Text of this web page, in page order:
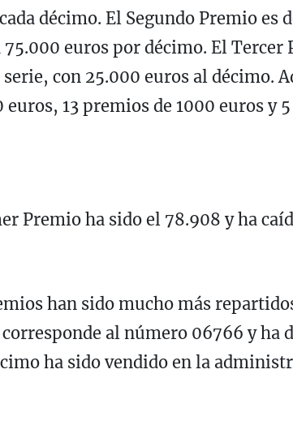
décimo. El Segundo Premio es
euros por décimo. El Tercer
con 25.000 euros al décimo.
euros, 13 premios de 1000 euros y
Premio ha sido el 78.908 y ha
han sido mucho más
al número 06766 y ha
ha sido vendido en la